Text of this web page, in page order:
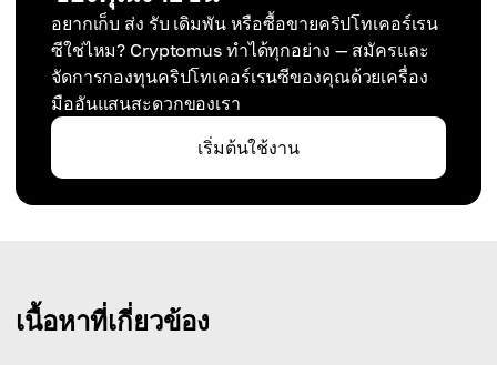
อยากเก็บ ส่ง รับ เดิมพัน หรือซื้อขายคริปโทเคอร์เรน
ซีใช่ไหม? Cryptomus ทำได้ทุกอย่าง — สมัครและ
จัดการกองทุนคริปโทเคอร์เรนซีของคุณด้วยเครื่อง
มืออันแสนสะดวกของเรา
เริ่มต้นใช้งาน
เนื้อหาที่เกี่ยวข้อง